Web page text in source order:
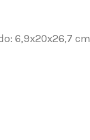
6,9x20x26,7 cm